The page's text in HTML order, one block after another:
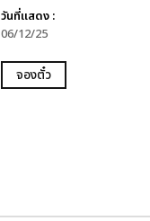
วันที่แสดง :
06/12/25
จองตั๋ว